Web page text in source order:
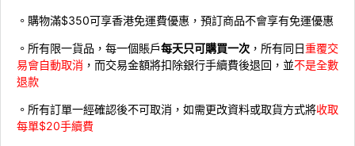
。購物滿$350可享香港免運費優惠，預訂商品不會享有免運優惠
。所有限一貨品，每一個賬戶每天只可購買一次 ，所有同日重覆交
易會自動取消 ，而交易金額將扣除銀行手續費後退回，並不是全數
退款
。所有訂單一經確認後不可取消，如需更改資料或取貨方式將收取
每單$20手續費